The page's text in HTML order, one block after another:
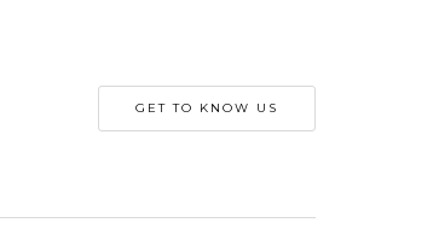
GET TO KNOW US